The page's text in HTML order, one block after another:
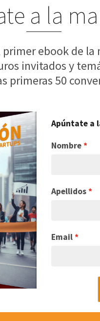
a la
ebook de
invitados y
primeras 50
Apúntate a
Nombre
Apellidos
Email